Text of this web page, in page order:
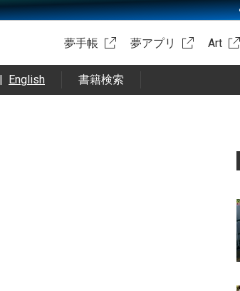
夢手帳 夢アプリ Art
| English 書籍検索